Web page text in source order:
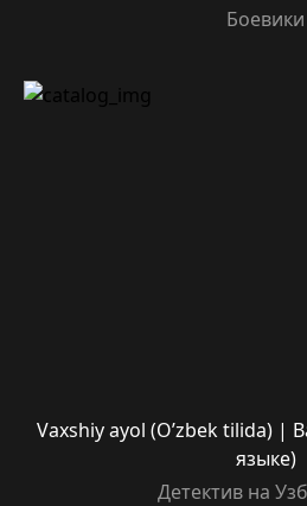
Боевики
Vaxshiy ayol (O’zbek tilida) |
языке)
Детектив на